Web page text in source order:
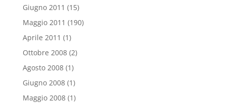
Giugno 2011 (15)
Maggio 2011 (190)
Aprile 2011 (1)
Ottobre 2008(2)
Agosto 2008(1)
Giugno 2008(1)
Maggio 2008(1)